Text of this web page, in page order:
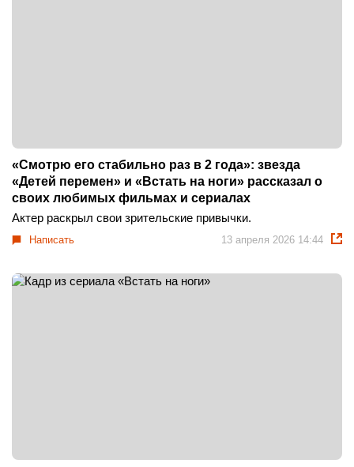
«Смотрю его стабильно раз в 2 года»: звезда
«Детей перемен» и «Встать на ноги» рассказал о
своих любимых фильмах и сериалах
Актер раскрыл свои зрительские привычки.
Написать 13 апреля 2026 14:44